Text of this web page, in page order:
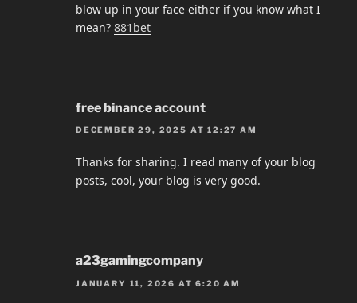
blow up in your face either if you know what I
mean? 881bet
free binance account
DECEMBER 29, 2025 AT 12:27 AM
Thanks for sharing. I read many of your blog
posts, cool, your blog is very good.
a23gamingcompany
JANUARY 11, 2026 AT 6:20 AM